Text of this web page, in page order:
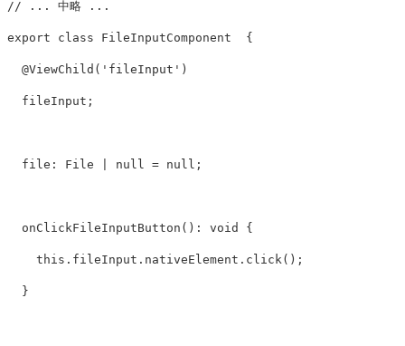
// ... 中略 ...
export class FileInputComponent {
@ViewChild ( ' fileInput ' )
fileInput ;
file : File null = null ;
onClickFileInputButton (): void {
this . fileInput . nativeElement . click ();
}